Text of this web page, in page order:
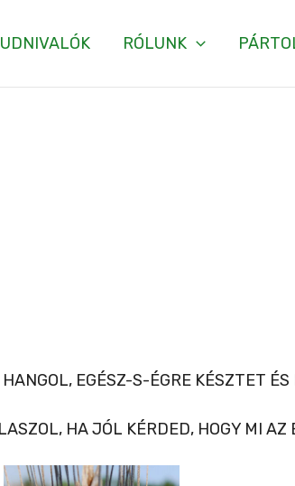
RÓLUNK
EGÉSZ-S-ÉGRE KÉSZTET
HA JÓL KÉRDED, HOGY MI AZ